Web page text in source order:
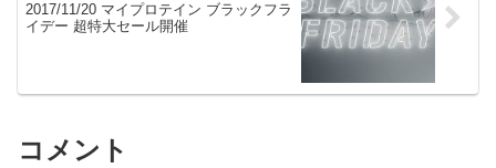
2017/11/20 マイプロテイン ブラックフラ
イデー 超特大セール開催
コメント